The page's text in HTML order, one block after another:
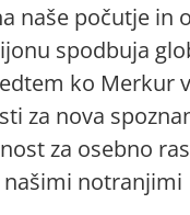
naše počutje in
spodbuja
ko Merkur
za nova
za osebno
našimi notranjimi